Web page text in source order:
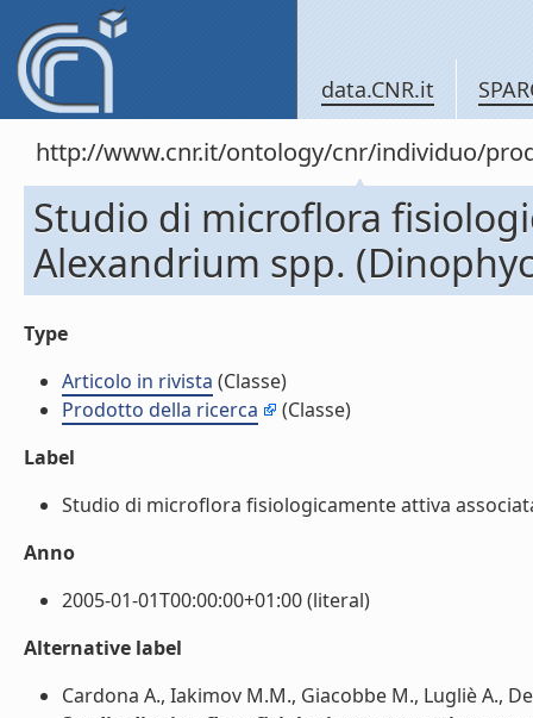
data.CNR.it
http://www.cnr.it/ontology/cnr/individuo/
Studio di microflora
Alexandrium spp.
Type
Articolo in rivista (Classe)
Prodotto della ricerca
(Classe)
Label
Studio di microflora fisiologicamente attiva
Anno
2005-01-01T00:00:00+01:00 (literal)
Alternative label
Cardona A., Iakimov M.M., Giacobbe M., Lugliè A.,